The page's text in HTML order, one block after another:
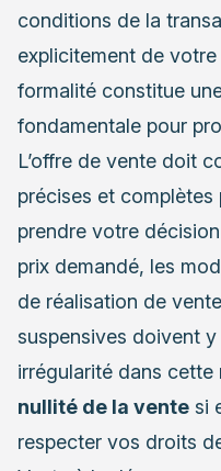
conditions de la
explicitement de
formalité constitue
fondamentale pour
L’offre de vente doit
précises et
prendre votre
prix demandé, les
de réalisation de
suspensives doivent
irrégularité dans
nullité de la vente si
respecter vos droits